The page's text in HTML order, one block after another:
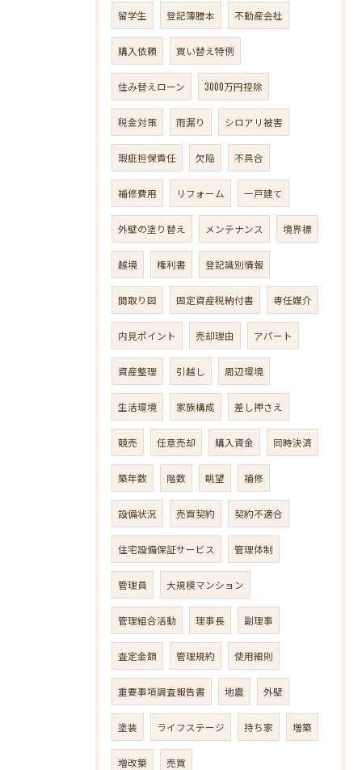
留学生 登記簿謄本 不動産会社
購入依頼 買い替え特例
住み替えローン 3000万円控除
税金対策 雨漏り シロアリ被害
瑕疵担保責任 欠陥 不具合
補修費用 リフォーム 一戸建て
外壁の塗り替え メンテナンス 境界標
越境 権利書 登記識別情報
間取り図 固定資産税納付書 専任媒介
内見ポイント 売却理由 アパート
資産整理 引越し 周辺環境
生活環境 家族構成 差し押さえ
競売 任意売却 購入資金 同時決済
築年数 階数 眺望 補修
設備状況 売買契約 契約不適合
住宅設備保証サービス 管理体制
管理員 大規模マンション
管理組合活動 理事長 副理事
査定金額 管理規約 使用細則
重要事項調査報告書 地震 外壁
塗装 ライフステージ 持ち家 増築
増改築 売買